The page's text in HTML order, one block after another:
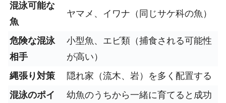
混泳可能な
魚
ヤマメ、イワナ（同じサケ科の魚）
危険な混泳
相手
小型魚、エビ類（捕食される可能性
が高い）
縄張り対策
隠れ家（流木、岩）を多く配置する
混泳のポイ
幼魚のうちから一緒に育てると成功